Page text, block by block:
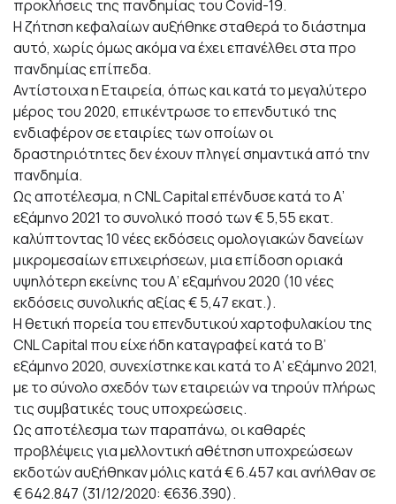
προκλήσεις της πανδημίας του Covid-19.
Η ζήτηση κεφαλαίων αυξήθηκε σταθερά το διάστημα
αυτό, χωρίς όμως ακόμα να έχει επανέλθει στα προ
πανδημίας επίπεδα.
Αντίστοιχα η Εταιρεία, όπως και κατά το μεγαλύτερο
μέρος του 2020, επικέντρωσε το επενδυτικό της
ενδιαφέρον σε εταιρίες των οποίων οι
δραστηριότητες δεν έχουν πληγεί σημαντικά από την
πανδημία.
Ως αποτέλεσμα, η CNL Capital επένδυσε κατά το Α’
εξάμηνο 2021 το συνολικό ποσό των € 5,55 εκατ.
καλύπτοντας 10 νέες εκδόσεις ομολογιακών δανείων
μικρομεσαίων επιχειρήσεων, μια επίδοση οριακά
υψηλότερη εκείνης του Α’ εξαμήνου 2020 (10 νέες
εκδόσεις συνολικής αξίας € 5,47 εκατ.).
Η θετική πορεία του επενδυτικού χαρτοφυλακίου της
CNL Capital που είχε ήδη καταγραφεί κατά το Β’
εξάμηνο 2020, συνεχίστηκε και κατά το Α’ εξάμηνο 2021,
με το σύνολο σχεδόν των εταιρειών να τηρούν πλήρως
τις συμβατικές τους υποχρεώσεις.
Ως αποτέλεσμα των παραπάνω, οι καθαρές
προβλέψεις για μελλοντική αθέτηση υποχρεώσεων
εκδοτών αυξήθηκαν μόλις κατά € 6.457 και ανήλθαν σε
€ 642.847 (31/12/2020: €636.390).